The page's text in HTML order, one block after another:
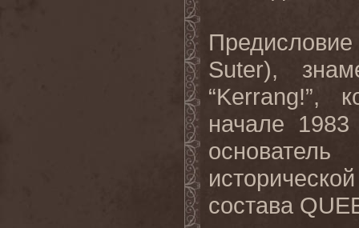
Suter),
“Kerrang!”,
начале
состава